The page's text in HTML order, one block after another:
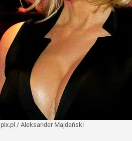
/ Aleksander Majdański